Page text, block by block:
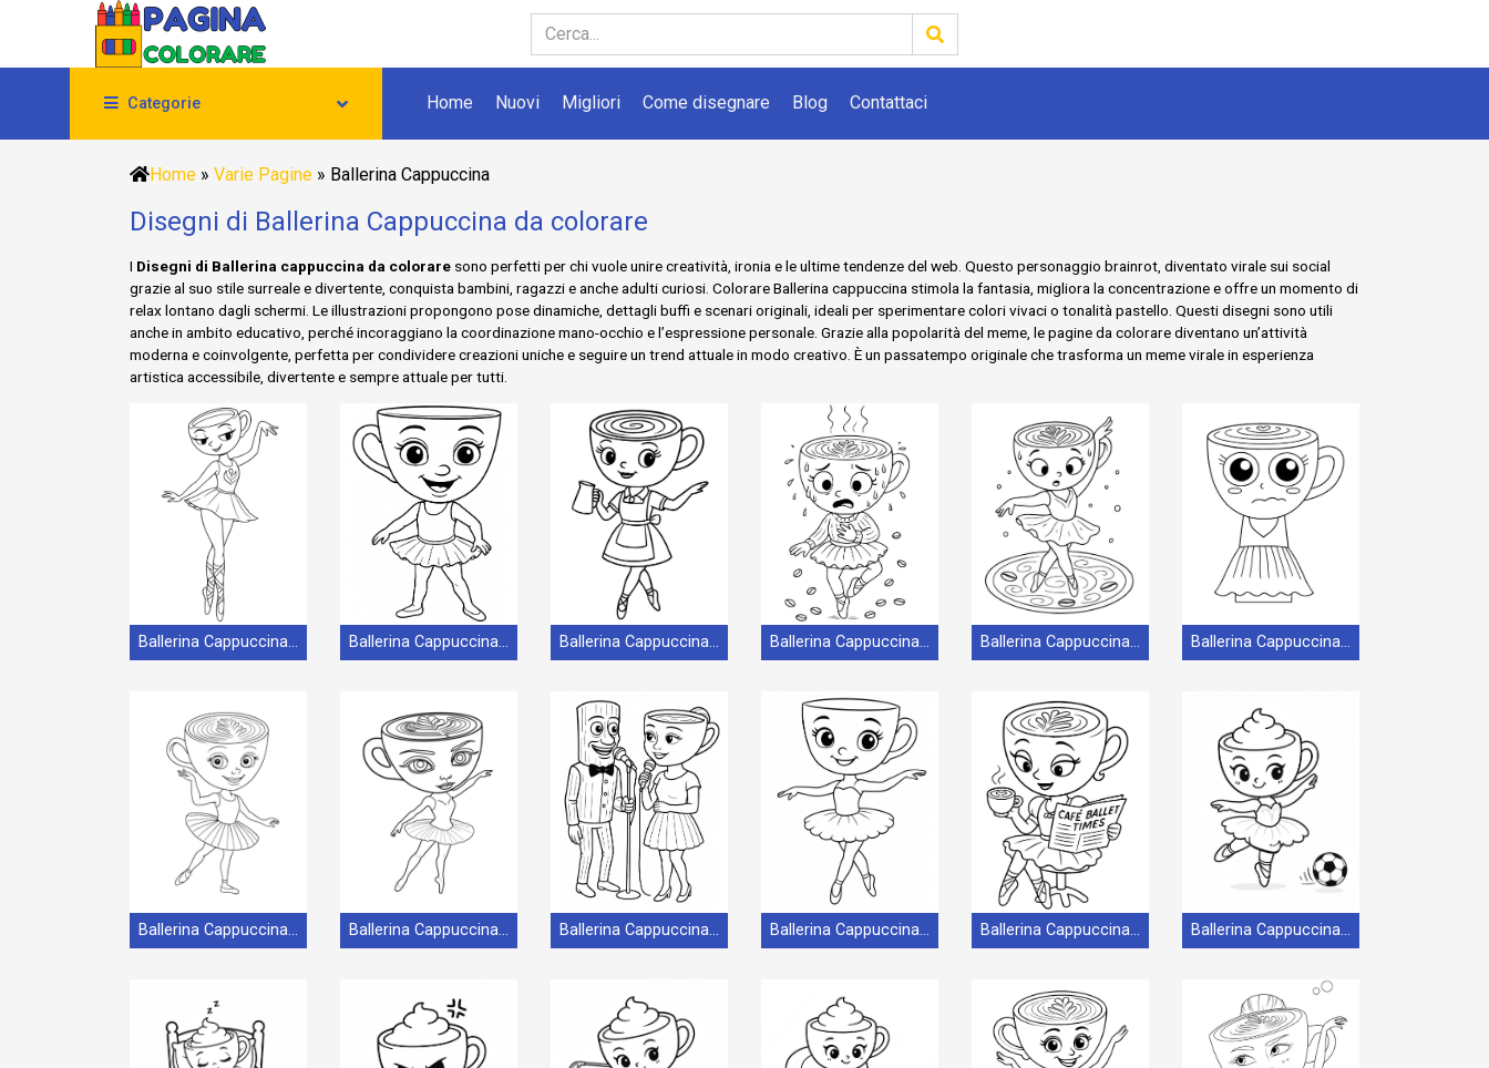
Categorie Home Nuovi Migliori Come disegnare Blog Contattaci
Home » Varie Pagine » Ballerina Cappuccina
Disegni di Ballerina Cappuccina da colorare
I Disegni di Ballerina cappuccina da colorare sono perfetti per chi vuole unire creatività, ironia e le ultime tendenze del web. Questo personaggio brainrot, diventato virale sui social
grazie al suo stile surreale e divertente, conquista bambini, ragazzi e anche adulti curiosi. Colorare Ballerina cappuccina stimola la fantasia, migliora la concentrazione e offre un momento di
relax lontano dagli schermi. Le illustrazioni propongono pose dinamiche, dettagli buffi e scenari originali, ideali per sperimentare colori vivaci o tonalità pastello. Questi disegni sono utili
anche in ambito educativo, perché incoraggiano la coordinazione mano-occhio e l’espressione personale. Grazie alla popolarità del meme, le pagine da colorare diventano un’attività
moderna e coinvolgente, perfetta per condividere creazioni uniche e seguire un trend attuale in modo creativo. È un passatempo originale che trasforma un meme virale in esperienza
artistica accessibile, divertente e sempre attuale per tutti.
Ballerina Cappuccina 1 Ballerina Cappuccina carina Ballerina Cappuccina da stampare gratis Ballerina Cappuccina da stampare Ballerina Cappuccina gratis per bambini Ballerina Cappuccina gratis stampabile
Ballerina Cappuccina gratis Ballerina Cappuccina gratuita per bambini Ballerina Cappuccina gratuita Ballerina Cappuccina graziosa Ballerina Cappuccina in versione stampabile Ballerina Cappuccina per bambini di 1 anno